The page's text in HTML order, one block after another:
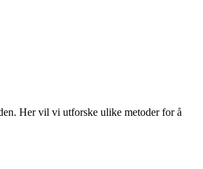
Her vil vi utforske ulike metoder for å